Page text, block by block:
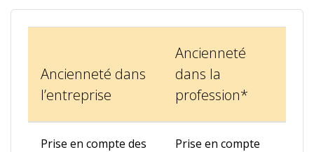
Ancienneté dans
l’entreprise
Ancienneté
dans la
profession*
Prise en compte des
Prise en compte